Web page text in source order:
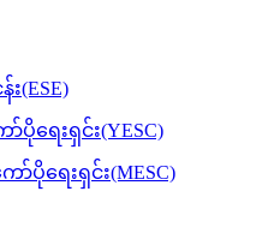
(ESE)
ရေးရှင်း(YESC)
ာ်ပိုရေးရှင်း(MESC)